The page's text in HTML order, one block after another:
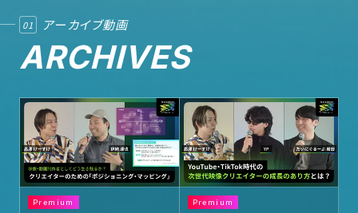
01 アーカイブ動画
ARCHIVES
Premium Premium